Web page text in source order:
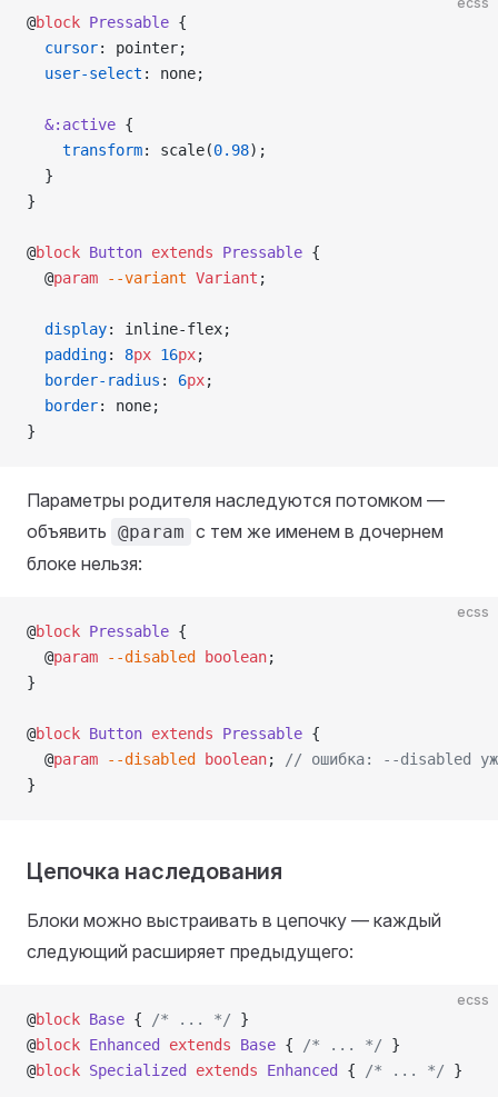
@block Pressable {
  cursor
: pointer;
  user-select
: none;
  &:active
{
    transform
: scale(0.98);
  }
}
@block Button extends Pressable {
  @
param --variant Variant ;
  display
: inline-flex;
  padding
: 8px 16px;
  border-radius
: 6px;
  border
: none;
}
Параметры родителя наследуются потомком —
объявить @param с тем же именем в дочернем
блоке нельзя:
ecss
@block Pressable {
  @
param --disabled boolean;
}
@block Button extends Pressable {
  @
param --disabled boolean;
// ошибка: --disabled
}
Цепочка наследования
Блоки можно выстраивать в цепочку — каждый
следующий расширяет предыдущего:
ecss
@block Base { /* ... */ }
@block Enhanced extends Base { /* ... */ }
@block Specialized extends Enhanced { /* ... */ }